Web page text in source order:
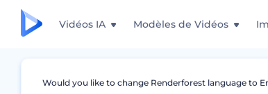
Vidéos IA Modèles de Vidéos
Graphismes Story Instagram Kit
Would you like to change Renderforest language to